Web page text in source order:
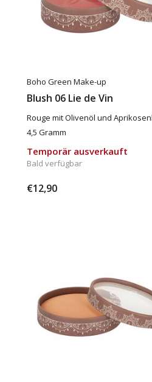
Boho Green Make-up
Blush 06 Lie de Vin
Rouge mit Olivenöl und
4,5 Gramm
Temporär ausverkauft
Bald verfügbar
€12,90